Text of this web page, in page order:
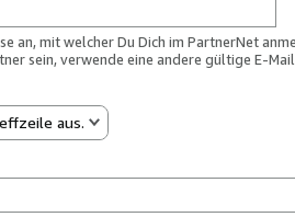
an, mit welcher Du Dich im PartnerNet
sein, verwende eine andere gültige E-
aus.